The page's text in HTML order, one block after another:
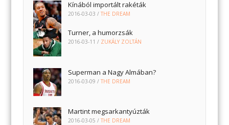
Kínából importált rakéták
2016-03-03 /THE DREAM
Turner, a humorzsák
2016-03-11 / ZUKÁLY ZOLTÁN
Superman a Nagy Almában?
2016-03-09 /THE DREAM
Martint megsarkantyúzták
2016-03-05 /THE DREAM